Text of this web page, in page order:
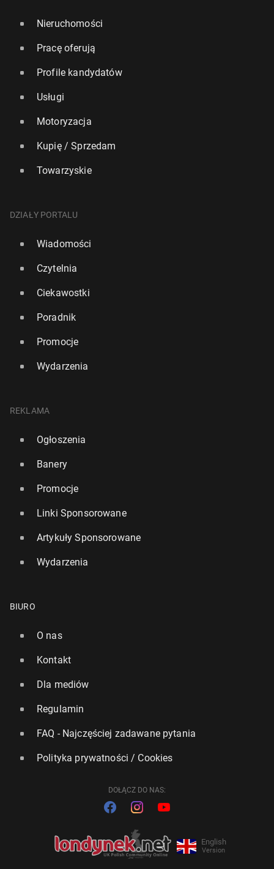
Nieruchomości
Pracę oferują
Profile kandydatów
Usługi
Motoryzacja
Kupię / Sprzedam
Towarzyskie
DZIAŁY PORTALU
Wiadomości
Czytelnia
Ciekawostki
Poradnik
Promocje
Wydarzenia
REKLAMA
Ogłoszenia
Banery
Promocje
Linki Sponsorowane
Artykuły Sponsorowane
Wydarzenia
BIURO
O nas
Kontakt
Dla mediów
Regulamin
FAQ - Najczęściej zadawane pytania
Polityka prywatności / Cookies
DOŁĄCZ DO NAS:
English
Version